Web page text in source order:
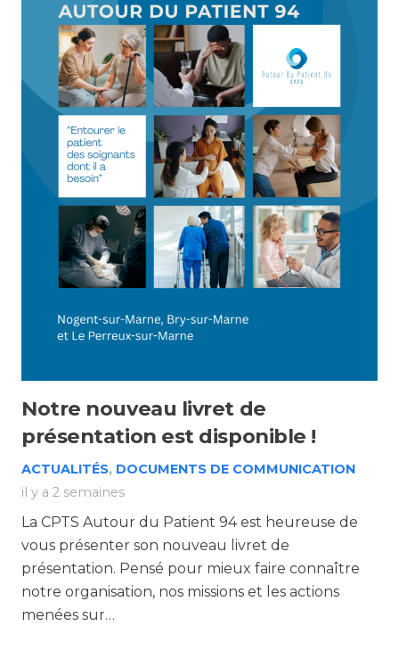
Notre nouveau livret de
présentation est disponible !
ACTUALITÉS, DOCUMENTS DE COMMUNICATION
il y a 2 semaines
La CPTS Autour du Patient 94 est heureuse de
vous présenter son nouveau livret de
présentation. Pensé pour mieux faire connaître
notre organisation, nos missions et les actions
menées sur…